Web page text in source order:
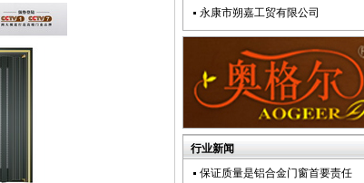
永康市朔嘉工贸有限公司
行业新闻
保证质量是铝合金门窗首要责任